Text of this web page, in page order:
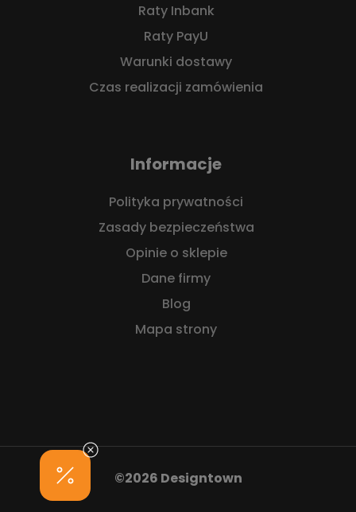
Raty Inbank
Raty PayU
Warunki dostawy
Czas realizacji zamówienia
Informacje
Polityka prywatności
Zasady bezpieczeństwa
Opinie o sklepie
Dane firmy
Blog
Mapa strony
©2026 Designtown